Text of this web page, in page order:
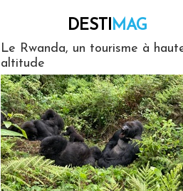
DESTIMAG
Le Rwanda, un tourisme à
altitude